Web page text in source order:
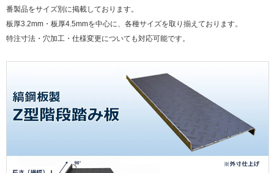
番製品をサイズ別に掲載しております。
板厚3.2mm・板厚4.5mmを中心に、各種サイズを取り揃えております。
特注寸法・穴加工・仕様変更についても対応可能です。